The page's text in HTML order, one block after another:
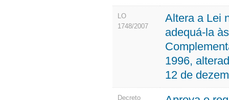
LO
1748/2007
Altera a Lei
adequá-la
1996,
12 de
Decreto